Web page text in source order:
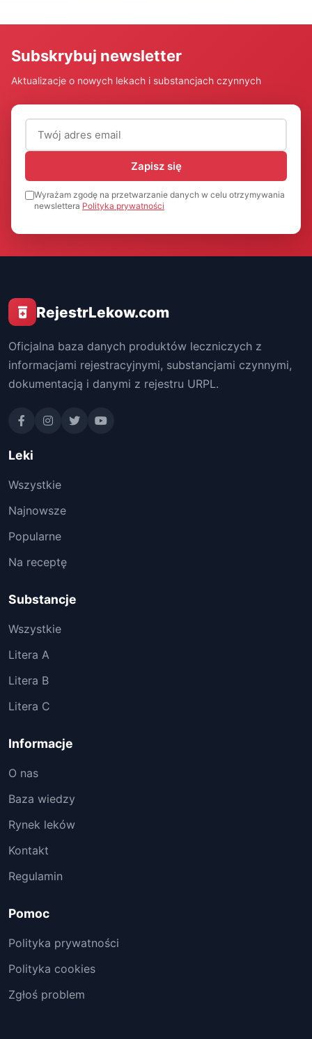
Subskrybuj newsletter
Aktualizacje o nowych lekach i substancjach czynnych
Adres email (wymagany)
Zapisz się
Wyrażam zgodę na przetwarzanie danych w celu otrzymywania
newslettera Polityka prywatności
RejestrLekow.com
Oficjalna baza danych produktów leczniczych z
informacjami rejestracyjnymi, substancjami czynnymi,
dokumentacją i danymi z rejestru URPL.
Leki
Wszystkie
Najnowsze
Popularne
Na receptę
Substancje
Wszystkie
Litera A
Litera B
Litera C
Informacje
O nas
Baza wiedzy
Rynek leków
Kontakt
Regulamin
Pomoc
Polityka prywatności
Polityka cookies
Zgłoś problem